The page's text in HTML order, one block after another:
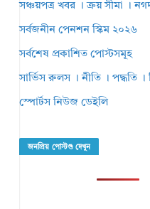
সঞ্চয়পত্র খবর । ক্রয় সীমা ।
সর্বজনীন পেনশন স্কিম ২০২৬
সর্বশেষ প্রকাশিত পোস্টসমূহ
সার্ভিস রুলস । নীতি । পদ্ধতি ।
স্পোর্টস নিউজ ডেইলি
জনপ্রিয় পোস্টগু দেখুন